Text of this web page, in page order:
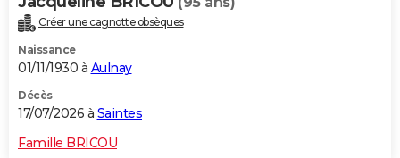
Créer une cagnotte obsèques
Naissance
01/11/1930 à Aulnay
Décès
17/07/2026 à Saintes
Famille BRICOU